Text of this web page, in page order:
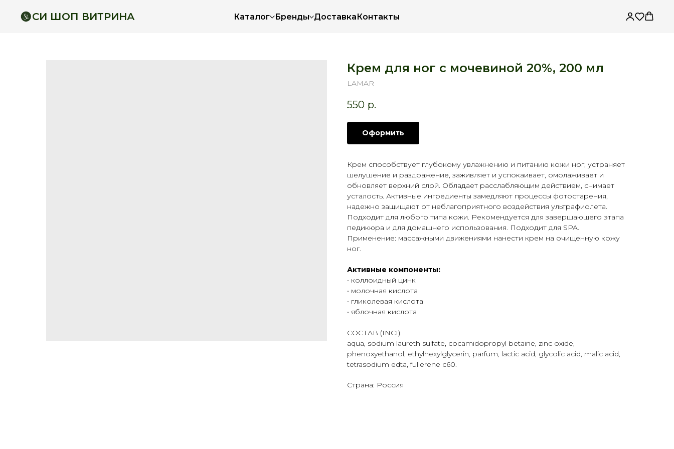
СИ ШОП ВИТРИНА Каталог Бренды ДоставкаКонтакты
Крем для ног с мочевиной 20%, 200 мл
LAMAR
550 р.
Оформить
Крем способствует глубокому увлажнению и питанию кожи ног, устраняет
шелушение и раздражение, заживляет и успокаивает, омолаживает и
обновляет верхний слой. Обладает расслабляющим действием, снимает
усталость. Активные ингредиенты замедляют процессы фотостарения,
надежно защищают от неблагоприятного воздействия ультрафиолета.
Подходит для любого типа кожи. Рекомендуется для завершающего этапа
педикюра и для домашнего использования. Подходит для SPA.
Применение: массажными движениями нанести крем на очищенную кожу
ног.
Активные компоненты:
• коллоидный цинк
• молочная кислота
• гликолевая кислота
• яблочная кислота
СОСТАВ (INCI):
aqua, sodium laureth sulfate, cocamidopropyl betaine, zinc oxide,
phenoxyethanol, ethylhexylglycerin, parfum, lactic acid, glycolic acid, malic acid,
tetrasodium edta, fullerene c60.
Страна: Россия